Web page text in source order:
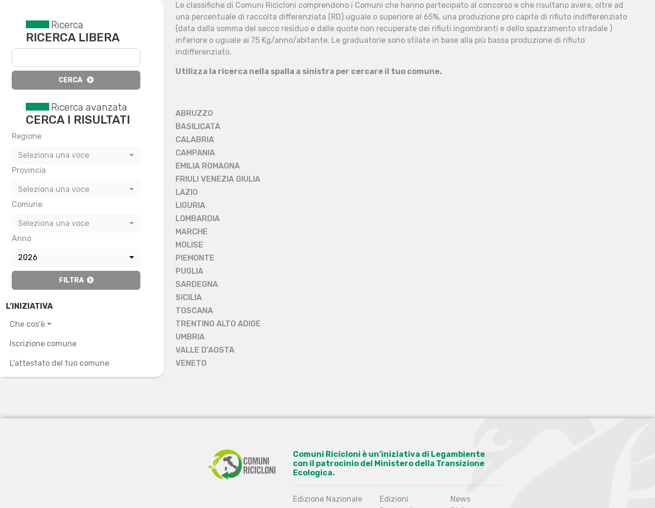
Reset filtri
Ricerca
RICERCA LIBERA
CERCA
Ricerca avanzata
CERCA I RISULTATI
Regione
Seleziona una voce
Provincia
Seleziona una voce
Comune
Seleziona una voce
Anno
2026
FILTRA
L’INIZIATIVA
Che cos'è
Iscrizione comune
L'attestato del tuo comune
Le classifiche di Comuni Ricicloni comprendono i Comuni che hanno partecipato al concorso e che risultano avere, oltre ad
una percentuale di raccolta differenziata (RD) uguale o superiore al 65%, una produzione pro capite di rifiuto indifferenziato
(data dalla somma del secco residuo e dalle quote non recuperate dei rifiuti ingombranti e dello spazzamento stradale )
inferiore o uguale ai 75 Kg/anno/abitante. Le graduatorie sono stilate in base alla più bassa produzione di rifiuto
indifferenziato.
Utilizza la ricerca nella spalla a sinistra per cercare il tuo comune.
ABRUZZO
BASILICATA
CALABRIA
CAMPANIA
EMILIA ROMAGNA
FRIULI VENEZIA GIULIA
LAZIO
LIGURIA
LOMBARDIA
MARCHE
MOLISE
PIEMONTE
PUGLIA
SARDEGNA
SICILIA
TOSCANA
TRENTINO ALTO ADIGE
UMBRIA
VALLE D'AOSTA
VENETO
Comuni Ricicloni è un’iniziativa di Legambiente
con il patrocinio del Ministero della Transizione
Ecologica.
Edizione Nazionale
Edizioni
News